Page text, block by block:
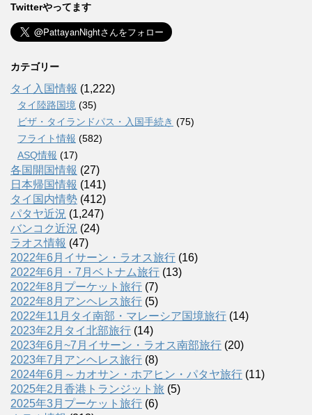
Twitterやってます
カテゴリー
タイ入国情報 (1,222)
タイ陸路国境 (35)
ビザ・タイランドパス・入国手続き (75)
フライト情報 (582)
ASQ情報 (17)
各国開国情報 (27)
日本帰国情報 (141)
タイ国内情勢 (412)
パタヤ近況 (1,247)
バンコク近況 (24)
ラオス情報 (47)
2022年6月イサーン・ラオス旅行 (16)
2022年6月・7月ベトナム旅行 (13)
2022年8月プーケット旅行 (7)
2022年8月アンヘレス旅行 (5)
2022年11月タイ南部・マレーシア国境旅行 (14)
2023年2月タイ北部旅行 (14)
2023年6月~7月イサーン・ラオス南部旅行 (20)
2023年7月アンヘレス旅行 (8)
2024年6月～カオサン・ホアヒン・パタヤ旅行 (11)
2025年2月香港トランジット旅 (5)
2025年3月プーケット旅行 (6)